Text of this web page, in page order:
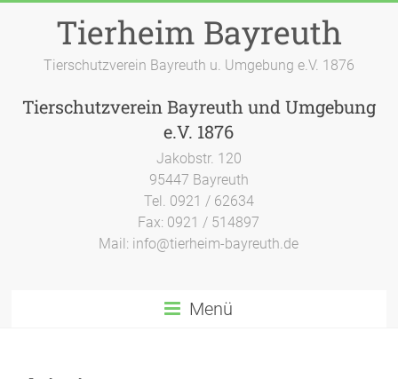
Tierheim Bayreuth
Tierschutzverein Bayreuth u. Umgebung e.V. 1876
Tierschutzverein Bayreuth und Umgebung
e.V. 1876
Jakobstr. 120
95447 Bayreuth
Tel. 0921 / 62634
Fax: 0921 / 514897
Mail: info@tierheim-bayreuth.de
Menü